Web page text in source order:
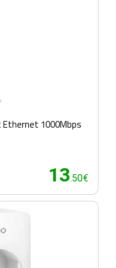
Ethernet 1000Mbps
13.50€